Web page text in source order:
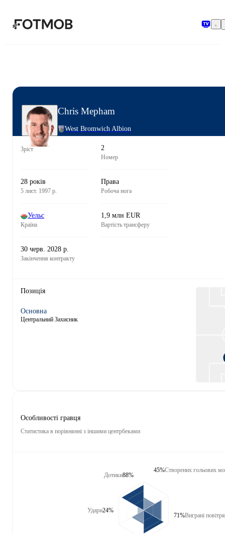
Chris Mepham
West Bromwich Albion
Зріст 2
Номер
28 років
5 лист. 1997 р.
Права
Робоча нога
Уельс
Країна
1,9 млн EUR
Вартість трансферу
30 черв. 2028 р.
Закінчення контракту
Позиція
Основна
Центральний Захисник
Особливості гравця
Статистика в порівнянні з іншими центрбеками
Дотики88%
Удари24%
Створених гольових
45%
Виграні
71%